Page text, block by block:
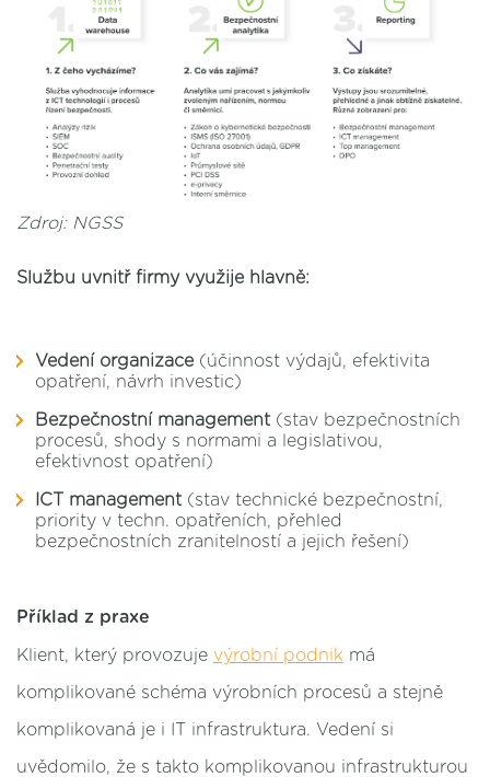
Zdroj: NGSS
Službu uvnitř firmy využije hlavně:
Vedení organizace (účinnost výdajů, efektivita
opatření, návrh investic)
Bezpečnostní management (stav bezpečnostních
procesů, shody s normami a legislativou,
efektivnost opatření)
ICT management (stav technické bezpečnostní,
priority v techn. opatřeních, přehled
bezpečnostních zranitelností a jejich řešení)
Příklad z praxe
Klient, který provozuje výrobní podnik má
komplikované schéma výrobních procesů a stejně
komplikovaná je i IT infrastruktura. Vedení si
uvědomilo, že s takto komplikovanou infrastrukturou